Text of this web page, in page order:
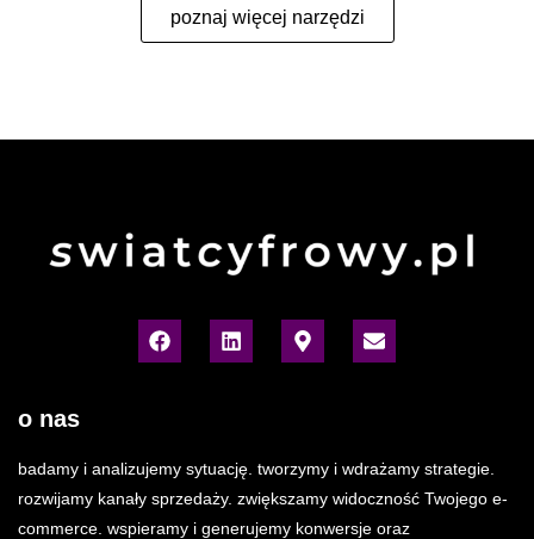
poznaj więcej narzędzi
o nas
badamy i analizujemy sytuację. tworzymy i wdrażamy strategie.
rozwijamy kanały sprzedaży. zwiększamy widoczność Twojego e-
commerce. wspieramy i generujemy konwersje oraz